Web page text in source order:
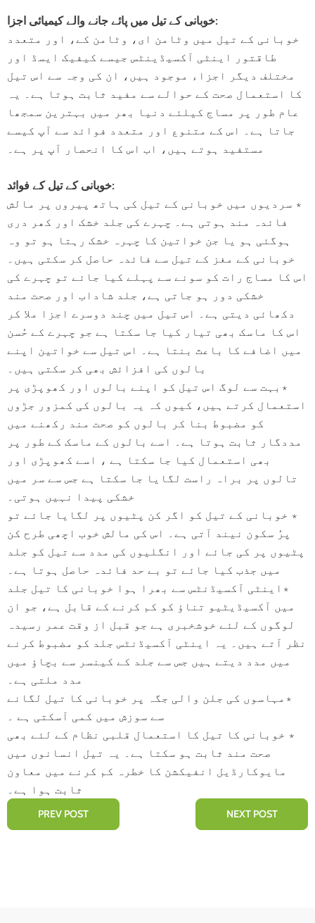
Loss.
110 reviews
Rs. 1,600 Rs. 890
QUICK ADD
Nourish Lips & Hydrate
115
Rs. 666 Rs. 599
ADD TO CART
خوبانی کے تیل میں پائے جانے والے کیمیائی اجزا:
خوبانی کے تیل میں وٹامن ای، وٹامن کے، اور متعدد
طاقتور اینٹی آکسیڈینٹس جیسے کیفیک ایسڈ اور
مختلف دیگر اجزاء موجود ہیں، ان کی وجہ سے اس تیل
کا استعمال صحت کے حوالے سے مفید ثابت ہوتا ہے۔ یہ
عام طور پر مساج کیلئے دنیا بھر میں بہترین سمجھا
جاتا ہے۔ اس کے متنوع اور متعدد فوائد سے آپ کیسے
مستفید ہوتے ہیں، اب اس کا انحصار آپ پر ہے۔
خوبانی کے تیل کے فوائد:
٭ سردیوں میں خوبانی کے تیل کی ہاتھ پیروں پر مالش
فائدہ مند ہوتی ہے۔ چہرے کی جلد خشک اور کھر دری
ہوگئی ہو یا جن خواتین کا چہرہ خشک رہتا ہو تو وہ
خوبانی کے مغز کے تیل سے فائدہ حاصل کر سکتی ہیں۔
اس کا مساج رات کو سونے سے پہلے کیا جائے تو چہرے کی
خشکی دور ہو جاتی ہے، جلد شاداب اور صحت مند
دکھائی دیتی ہے۔ اس تیل میں چند دوسرے اجزا ملا کر
اس کا ماسک بھی تیار کیا جا سکتا ہے جو چہرے کے حُسن
میں اضافے کا باعث بنتا ہے۔ اس تیل سے خواتین اپنے
بالوں کی افزائش بھی کر سکتی ہیں۔
٭بہت سے لوگ اس تیل کو اپنے بالوں اور کھوپڑی پر
استعمال کرتے ہیں، کیوں کہ یہ بالوں کی کمزور جڑوں
کو مضبوط بنا کر بالوں کو صحت مند رکھنے میں
مددگار ثابت ہوتا ہے۔ اسے بالوں کے ماسک کے طور پر
بھی استعمال کیا جا سکتا ہے ، اسے کھوپڑی اور
تالوں پر براہ راست لگایا جا سکتا ہے جس سے سر میں
خشکی پیدا نہیں ہوتی۔
٭ خوبانی کے تیل کو اگر کن پٹیوں پر لگایا جائے تو
پرُ سکون نیند آتی ہے۔ اس کی مالش خوب اچھی طرح کن
پٹیوں پر کی جائے اور انگلیوں کی مدد سے تیل کو جلد
میں جذب کیا جائے تو بے حد فائدہ حاصل ہوتا ہے۔
٭اینٹی آکسیڈنٹس سے بھرا ہوا خوبانی کا تیل جلد
میں آکسیڈیٹیو تناؤ کو کم کرنے کے قابل ہے، جو ان
لوگوں کے لئے خوشخبری ہے جو قبل از وقت عمر رسیدہ
نظر آتے ہیں۔ یہ اینٹی آکسیڈنٹس جلد کو مضبوط کرنے
میں مدد دیتے ہیں جس سے جلد کے کینسر سے بچاؤ میں
مدد ملتی ہے۔
٭مہاسوں کی جلن والی جگہ پر خوبانی کا تیل لگانے
سے سوزش میں کمی آسکتی ہے ۔
٭ خوبانی کا تیل کا استعمال قلبی نظام کے لئے بھی
صحت مند ثابت ہو سکتا ہے۔ یہ تیل انسانوں میں
مایوکارڈیل انفیکشن کا خطرہ کم کرنے میں معاون
ثابت ہوا ہے۔
PREV POST NEXT POST